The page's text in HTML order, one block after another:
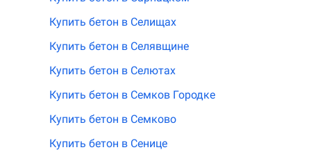
Купить бетон в Селищах
Купить бетон в Селявщине
Купить бетон в Селютах
Купить бетон в Семков Городке
Купить бетон в Семково
Купить бетон в Сенице